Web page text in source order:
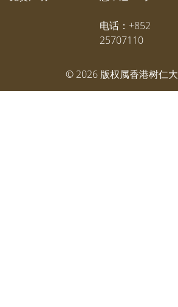
电话：+852
25707110
© 2026版权属香港树仁